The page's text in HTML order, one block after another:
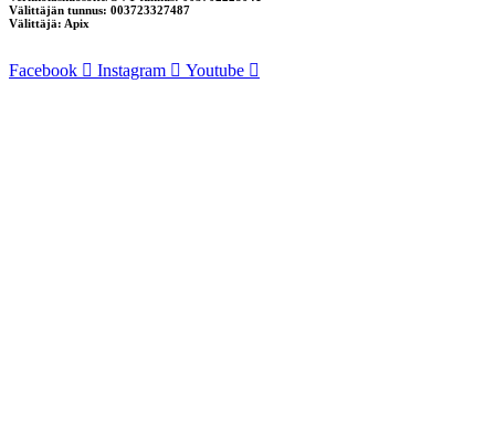
Välittäjän tunnus: 003723327487
Välittäjä: Apix
Facebook Instagram Youtube